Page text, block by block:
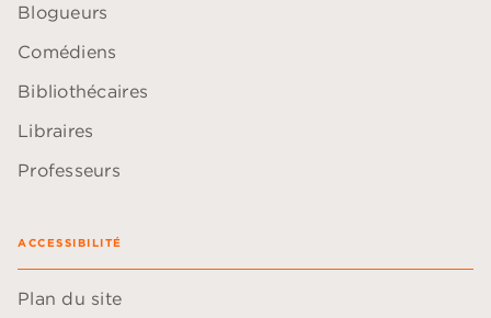
Blogueurs
Comédiens
Bibliothécaires
Libraires
Professeurs
ACCESSIBILITÉ
Plan du site